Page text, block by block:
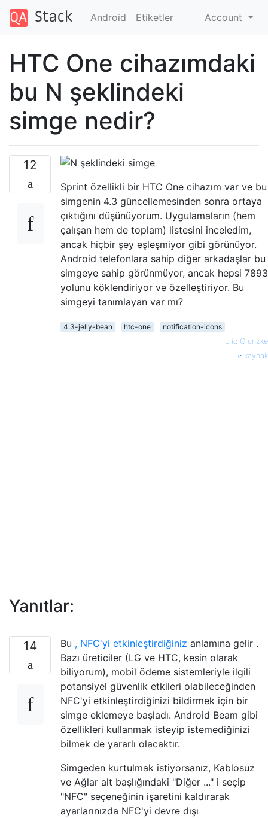
Android Etiketler Account
HTC One cihazımdaki
bu N şeklindeki
simge nedir?
12
Sprint özellikli bir HTC One cihazım var ve bu
simgenin 4.3 güncellemesinden sonra ortaya
çıktığını düşünüyorum. Uygulamaların (hem
çalışan hem de toplam) listesini inceledim,
ancak hiçbir şey eşleşmiyor gibi görünüyor.
Android telefonlara sahip diğer arkadaşlar bu
simgeye sahip görünmüyor, ancak hepsi 7893
yolunu köklendiriyor ve özelleştiriyor. Bu
simgeyi tanımlayan var mı?
4.3-jelly-bean htc-one
notification-icons
— Eric Grunzke
kaynak
Yanıtlar:
14 Bu , NFC'yi etkinleştirdiğiniz anlamına gelir .
Bazı üreticiler (LG ve HTC, kesin olarak
biliyorum), mobil ödeme sistemleriyle ilgili
potansiyel güvenlik etkileri olabileceğinden
NFC'yi etkinleştirdiğinizi bildirmek için bir
simge eklemeye başladı. Android Beam gibi
özellikleri kullanmak isteyip istemediğinizi
bilmek de yararlı olacaktır.
Simgeden kurtulmak istiyorsanız, Kablosuz
ve Ağlar alt başlığındaki "Diğer ..." i seçip
"NFC" seçeneğinin işaretini kaldırarak
ayarlarınızda NFC'yi devre dışı